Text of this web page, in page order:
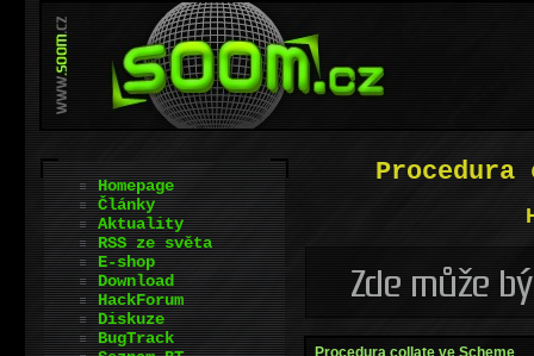
Procedura
Procedura collate ve Scheme
Homepage
Články
Aktuality
RSS ze světa
E-shop
Download
HackForum
Diskuze
BugTrack